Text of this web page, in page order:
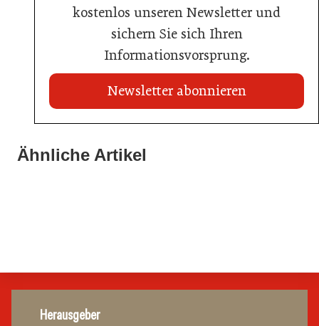
kostenlos unseren Newsletter und
sichern Sie sich Ihren
Informationsvorsprung.
Newsletter abonnieren
Ähnliche Artikel
Travel Start-up Night 2026: Beste Tourismus-Idee
Herausgeber